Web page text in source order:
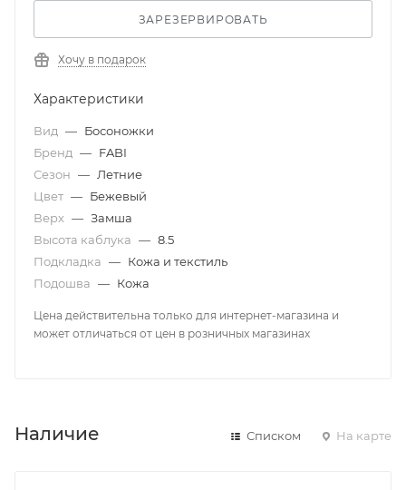
ЗАРЕЗЕРВИРОВАТЬ
Хочу в подарок
Характеристики
Вид — Босоножки
Бренд — FABI
Сезон — Летние
Цвет — Бежевый
Верх — Замша
Высота каблука — 8.5
Подкладка — Кожа и текстиль
Подошва — Кожа
Цена действительна только для интернет-магазина и
может отличаться от цен в розничных магазинах
Наличие Списком На карте